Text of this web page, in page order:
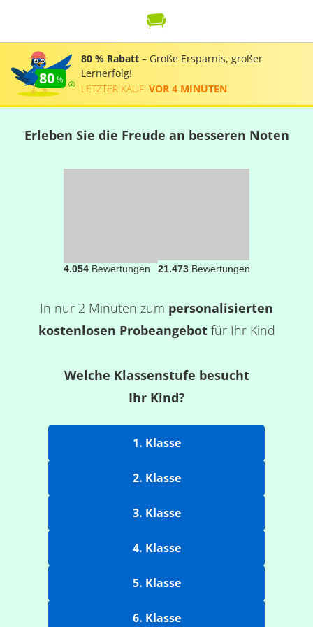
80
80 % Rabatt – Große Ersparnis, großer
Lernerfolg!
LETZTER KAUF: VOR 4 MINUTEN
Erleben Sie die Freude an besseren Noten
4.054Bewertungen 21.473Bewertungen
In nur 2 Minuten zum personalisierten
kostenlosen Probeangebotfür Ihr Kind
Welche Klassenstufe besucht
Ihr Kind?
1. Klasse
2. Klasse
3. Klasse
4. Klasse
5. Klasse
6. Klasse